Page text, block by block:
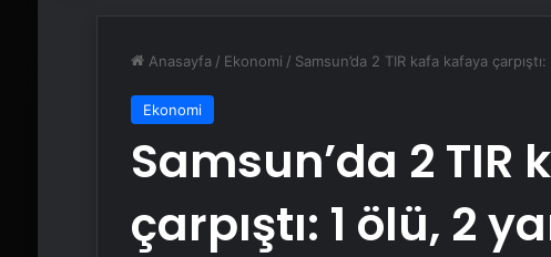
Anasayfa / Ekonomi / Samsun’da 2 TIR kafa kafaya
Ekonomi
Samsun’da 2 TIR
çarpıştı: 1 ölü, 2